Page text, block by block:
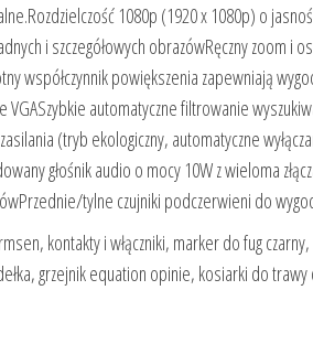
1080p (1920 x 1080p) o
i szczegółowych obrazówRęczny zoom
współczynnik powiększenia zapewniają
VGASzybkie automatyczne filtrowanie
(tryb ekologiczny, automatyczne
głośnik audio o mocy 10W z wieloma
tylne czujniki podczerwieni do
kontakty i włączniki, marker do fug
grzejnik equation opinie, kosiarki do trawy